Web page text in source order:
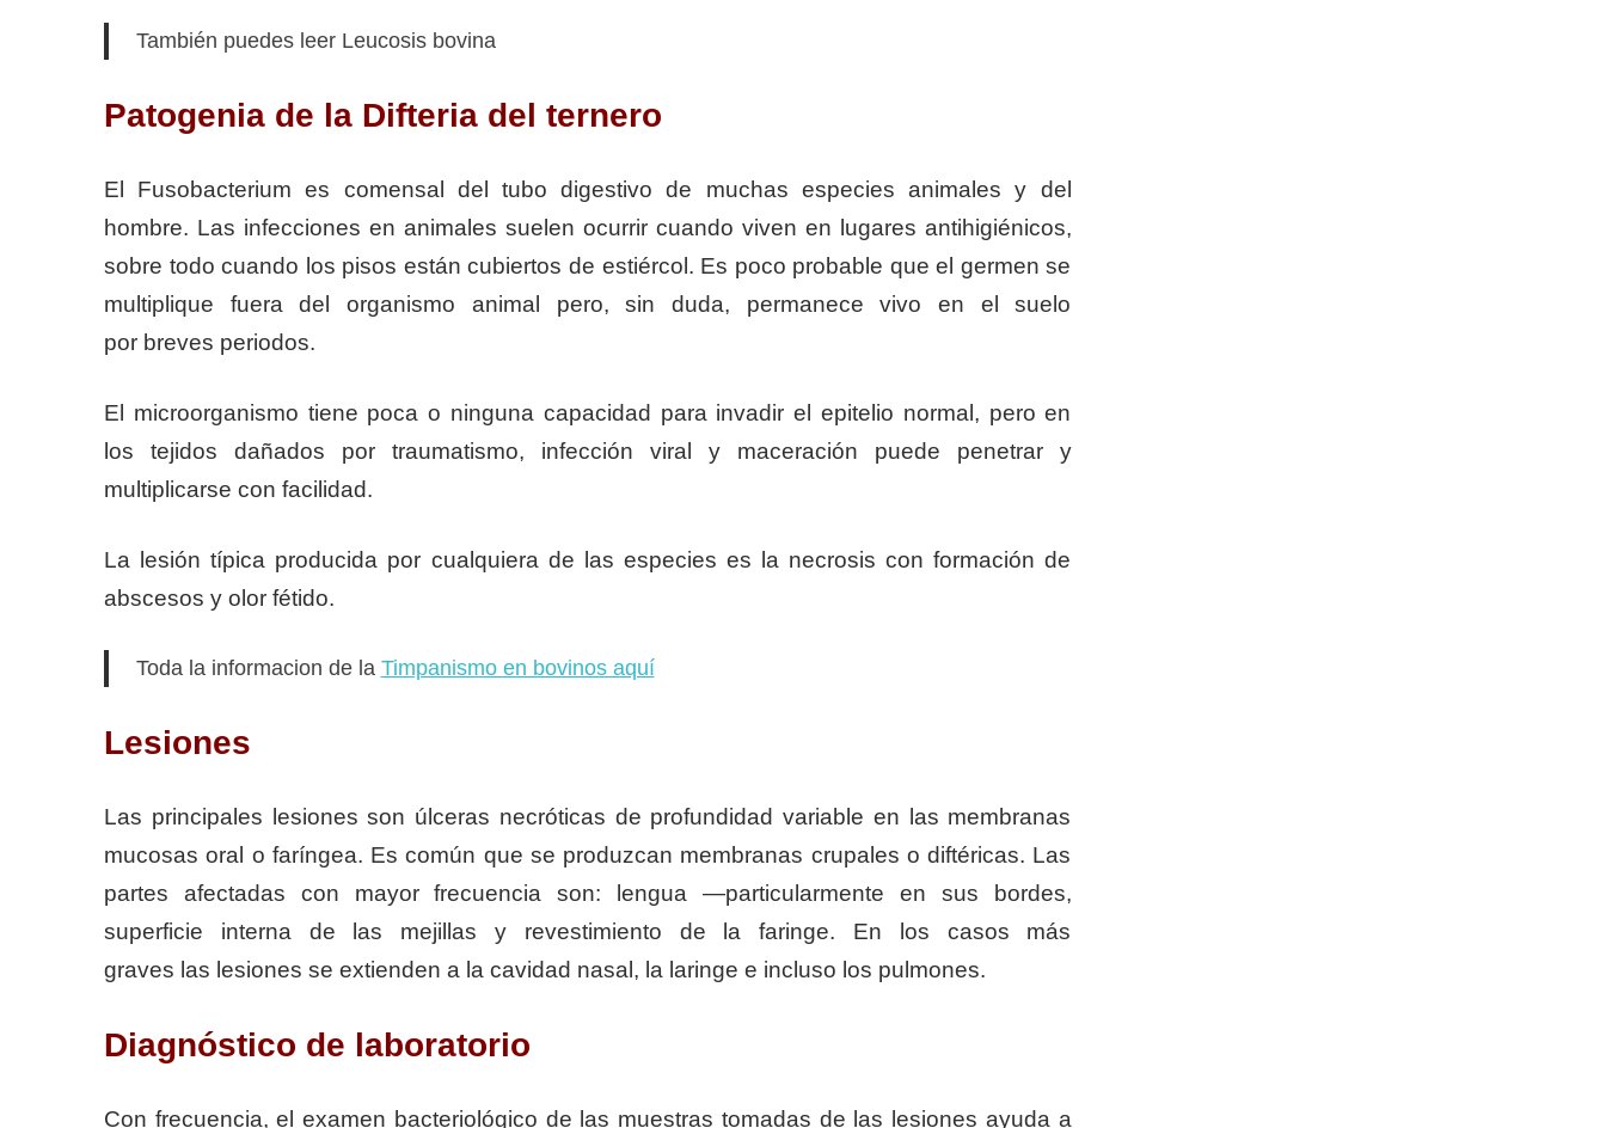
También puedes leer Leucosis bovina
Patogenia de la Difteria del ternero
El Fusobacterium es comensal del tubo digestivo de muchas especies animales y del
hombre. Las infecciones en animales suelen ocurrir cuando viven en lugares antihigiénicos,
sobre todo cuando los pisos están cubiertos de estiércol. Es poco probable que el germen se
multiplique fuera del organismo animal pero, sin duda, permanece vivo en el suelo
por breves periodos.
El microorganismo tiene poca o ninguna capacidad para invadir el epitelio normal, pero en
los tejidos dañados por traumatismo, infección viral y maceración puede penetrar y
multiplicarse con facilidad.
La lesión típica producida por cualquiera de las especies es la necrosis con formación de
abscesos y olor fétido.
Toda la informacion de la Timpanismo en bovinos aquí
Lesiones
Las principales lesiones son úlceras necróticas de profundidad variable en las membranas
mucosas oral o faríngea. Es común que se produzcan membranas crupales o diftéricas. Las
partes afectadas con mayor frecuencia son: lengua —particularmente en sus bordes,
superficie interna de las mejillas y revestimiento de la faringe. En los casos más
graves las lesiones se extienden a la cavidad nasal, la laringe e incluso los pulmones.
Diagnóstico de laboratorio
Con frecuencia, el examen bacteriológico de las muestras tomadas de las lesiones ayuda a